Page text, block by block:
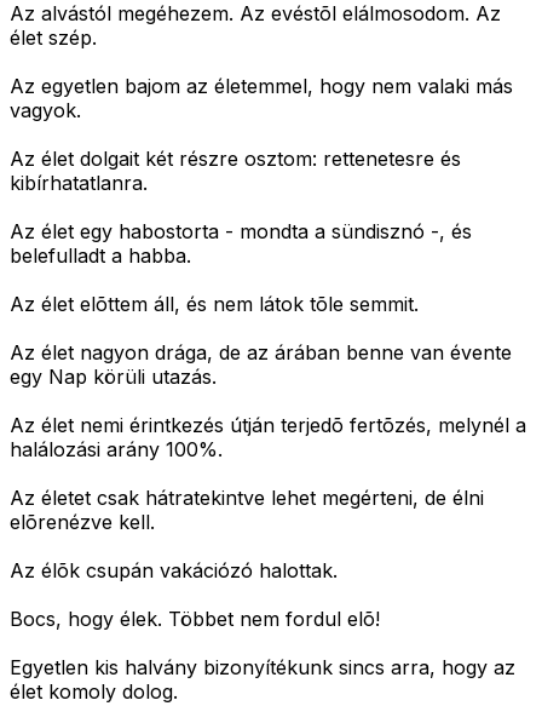
Az alvástól megéhezem. Az evéstõl elálmosodom. Az
élet szép.
Az egyetlen bajom az életemmel, hogy nem valaki más
vagyok.
Az élet dolgait két részre osztom: rettenetesre és
kibírhatatlanra.
Az élet egy habostorta - mondta a sündisznó -, és
belefulladt a habba.
Az élet elõttem áll, és nem látok tõle semmit.
Az élet nagyon drága, de az árában benne van évente
egy Nap körüli utazás.
Az élet nemi érintkezés útján terjedõ fertõzés, melynél a
halálozási arány 100%.
Az életet csak hátratekintve lehet megérteni, de élni
elõrenézve kell.
Az élõk csupán vakációzó halottak.
Bocs, hogy élek. Többet nem fordul elõ!
Egyetlen kis halvány bizonyítékunk sincs arra, hogy az
élet komoly dolog.